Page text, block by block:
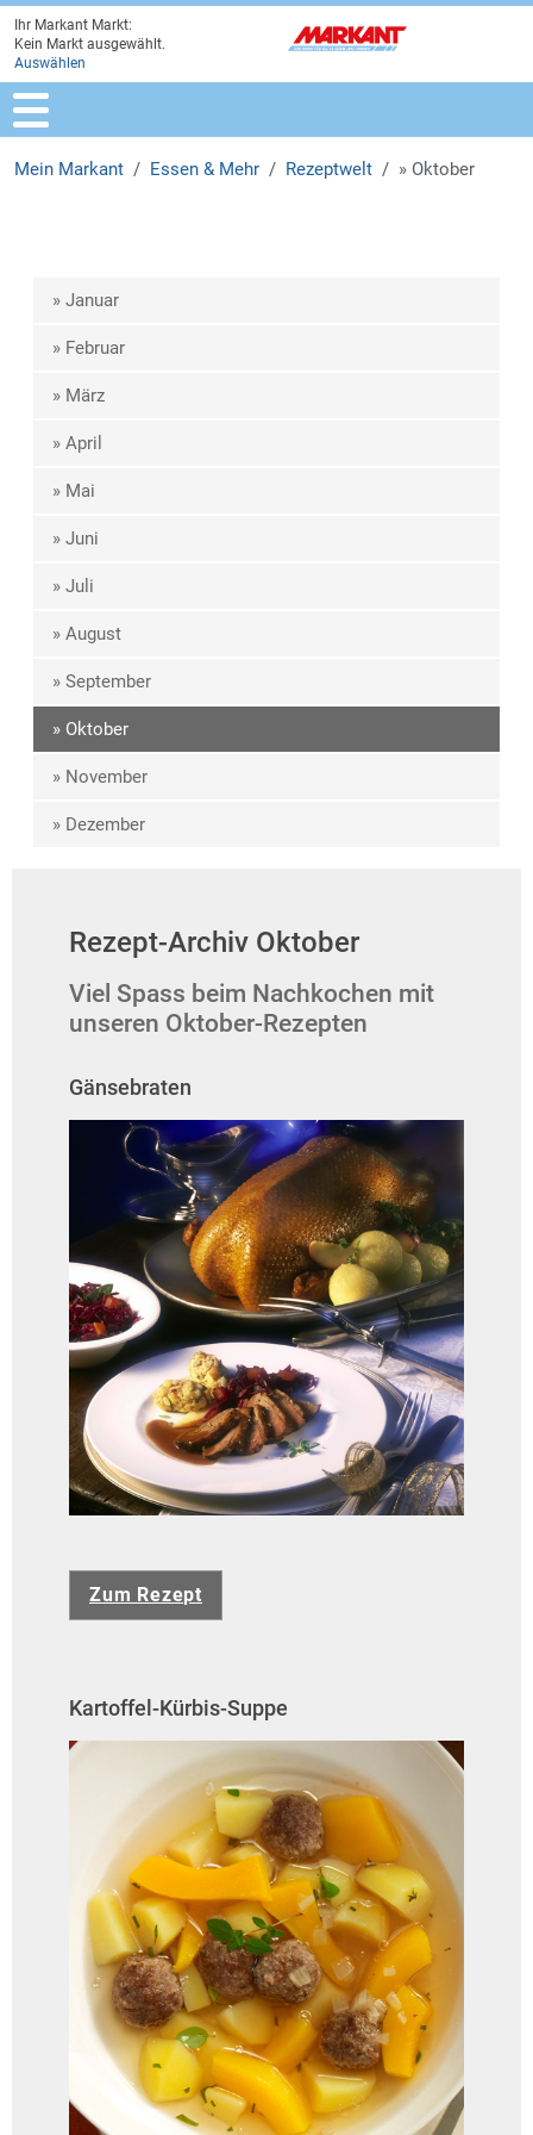
Zur Marktauswahl
Zur Hauptnavigation
Zum Hauptinhalt
Zum Fussbereich
Ihr Markant Markt:
Kein Markt ausgewählt.
Auswählen
Mein Markant Essen & Mehr Rezeptwelt » Oktober
» Januar
» Februar
» März
» April
» Mai
» Juni
» Juli
» August
» September
» Oktober
» November
» Dezember
Rezept-Archiv Oktober
Viel Spass beim Nachkochen mit
unseren Oktober-Rezepten
Gänsebraten
Zum Rezept
Kartoffel-Kürbis-Suppe